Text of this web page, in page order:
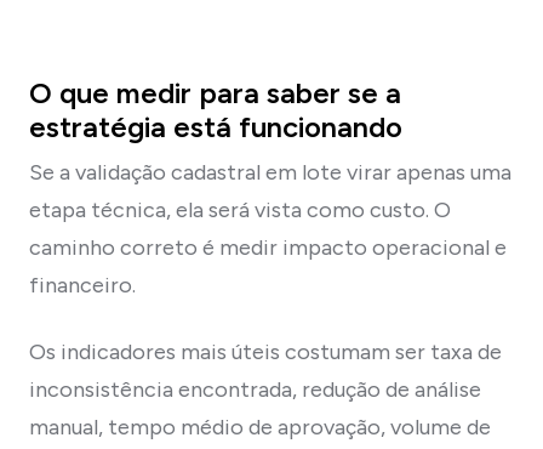
O que medir para saber se a
estratégia está funcionando
Se a validação cadastral em lote virar apenas uma
etapa técnica, ela será vista como custo. O
caminho correto é medir impacto operacional e
financeiro.
Os indicadores mais úteis costumam ser taxa de
inconsistência encontrada, redução de análise
manual, tempo médio de aprovação, volume de